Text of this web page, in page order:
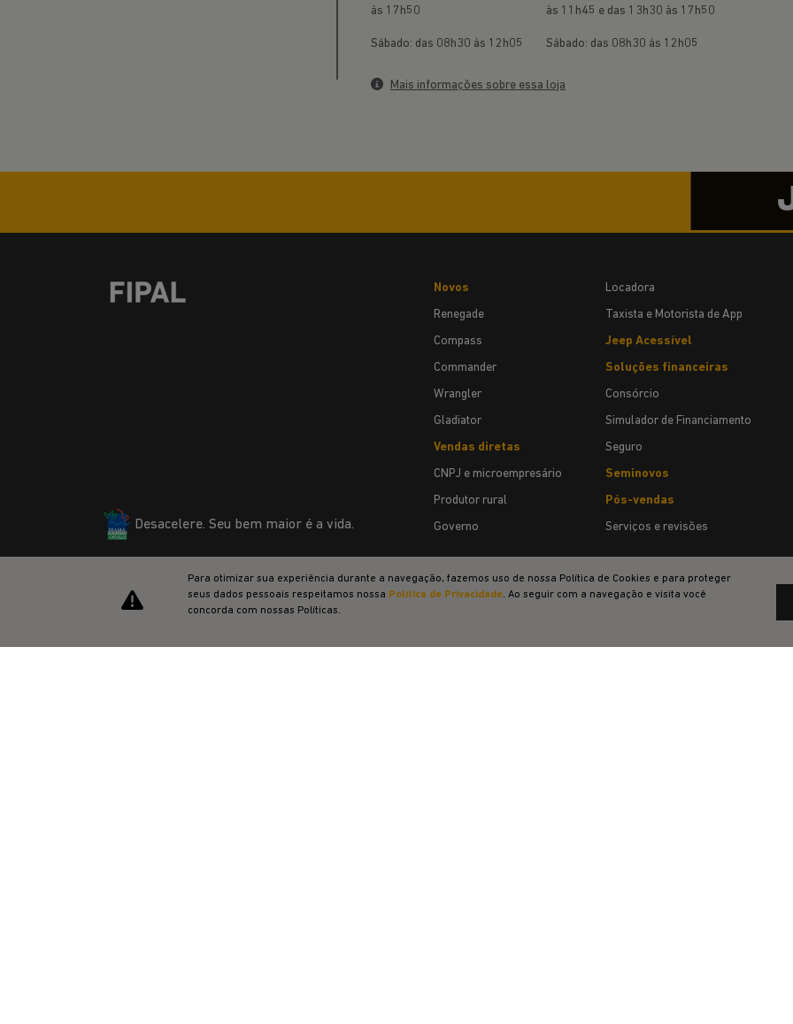
às 17h50
Sábado: das 08h30 às 12h05
às 11h45 e das 13h30 às 17h50
Sábado: das 08h30 às 12h05
Mais informações sobre essa loja
Desacelere. Seu bem maior é a vida.
Novos
Renegade
Compass
Commander
Wrangler
Gladiator
Vendas diretas
CNPJ e microempresário
Produtor rural
Governo
Locadora
Taxista e Motorista de App
Jeep Acessível
Soluções financeiras
Consórcio
Simulador de Financiamento
Seguro
Seminovos
Pós-vendas
Serviços e revisões
Para otimizar sua experiência durante a navegação, fazemos uso de nossa Política de Cookies e para proteger
seus dados pessoais respeitamos nossa Política de Privacidade. Ao seguir com a navegação e visita você
concorda com nossas Políticas.